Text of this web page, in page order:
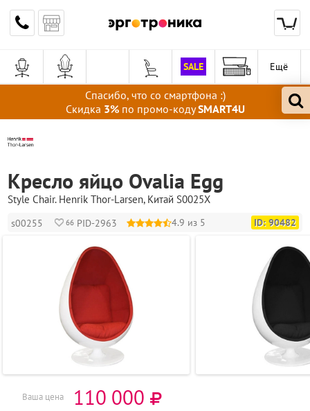
SALE Ещё
Спасибо, что со смартфона :)
Скидка 3%по промо-кодуSMART4U
Кресло яйцо Ovalia Egg
Style Chair. Henrik Thor-Larsen, Китай S0025Х
ID: 90482
s00255 66 PID-2963 4.9 из 5
Ваша цена 110 000